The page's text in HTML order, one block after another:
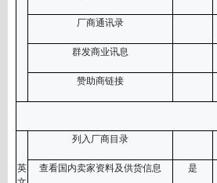
厂商通讯录
群发商业讯息
赞助商链接
英
列入厂商目录
查看国内卖家资料及供货信息 是